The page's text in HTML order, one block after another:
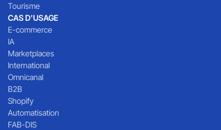
Tourisme
CAS D'USAGE
E-commerce
IA
Marketplaces
International
Omnicanal
B2B
Shopify
Automatisation
FAB-DIS